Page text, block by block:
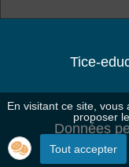
Tice-
Données
En visitant ce site, vous
proposer
Tout accepter